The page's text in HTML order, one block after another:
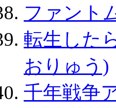
ファント
転生した
おりゅう)
千年戦争